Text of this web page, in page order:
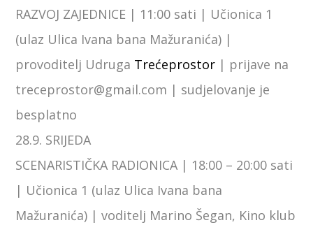
RAZVOJ ZAJEDNICE | 11:00 sati | Učionica 1
(ulaz Ulica Ivana bana Mažuranića) |
provoditelj Udruga Trećeprostor | prijave na
treceprostor@gmail.com | sudjelovanje je
besplatno
28.9. SRIJEDA
SCENARISTIČKA RADIONICA | 18:00 – 20:00 sati
| Učionica 1 (ulaz Ulica Ivana bana
Mažuranića) | voditelj Marino Šegan, Kino klub